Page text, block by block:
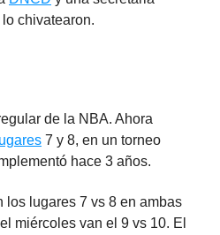
chivatearon.
de la NBA. Ahora
lugares 7 y 8, en un torneo
hace 3 años.
los lugares 7 vs 8 en ambas
miércoles van el 9 vs 10. El